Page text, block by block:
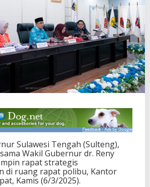
a
n
A
k
s
P
n
d
i
d
i
k
a
n
m
Sulawesi Tengah (Sulteng),
Wakil Gubernur dr. Reny
rapat strategis
di ruang rapat polibu, Kantor
Kamis (6/3/2025).